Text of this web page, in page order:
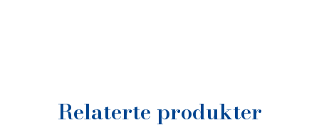
Relaterte produkter